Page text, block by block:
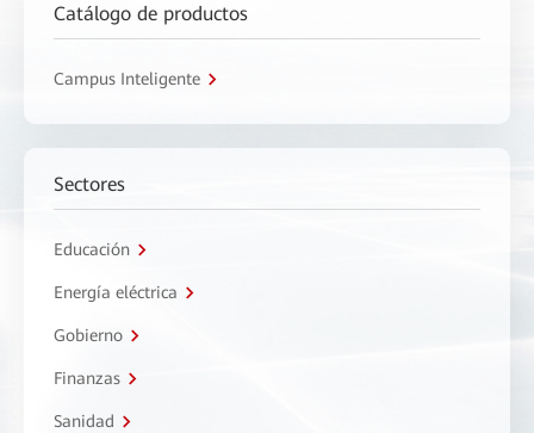
Catálogo de productos
Campus Inteligente
Sectores
Educación
Energía eléctrica
Gobierno
Finanzas
Sanidad